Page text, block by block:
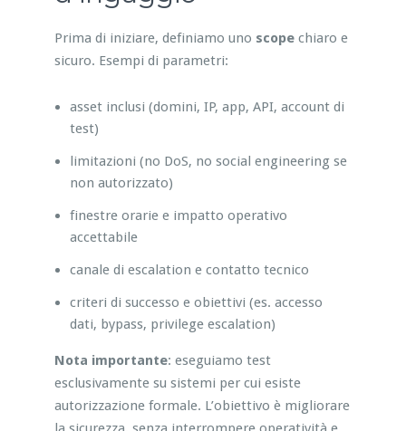
Prima di iniziare, definiamo uno scopechiaro e
sicuro. Esempi di parametri:
asset inclusi (domini, IP, app, API, account di
test)
limitazioni (no DoS, no social engineering se
non autorizzato)
finestre orarie e impatto operativo
accettabile
canale di escalation e contatto tecnico
criteri di successo e obiettivi (es. accesso
dati, bypass, privilege escalation)
Nota importante: eseguiamo test
esclusivamente su sistemi per cui esiste
autorizzazione formale. L’obiettivo è migliorare